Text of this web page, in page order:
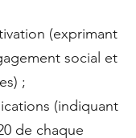
(exprimant
social et
;
(indiquant
de chaque